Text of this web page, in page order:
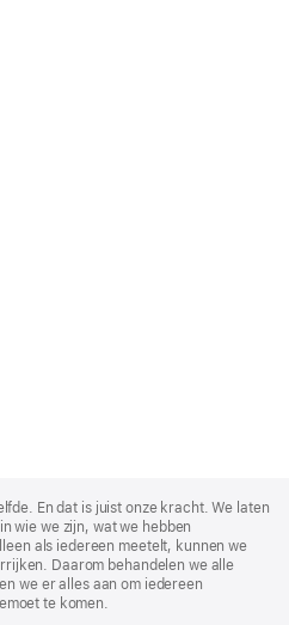
En dat is juist onze kracht. We laten
wie we zijn, wat we hebben
als iedereen meetelt, kunnen we
Daarom behandelen we alle
we er alles aan om iedereen
te komen.